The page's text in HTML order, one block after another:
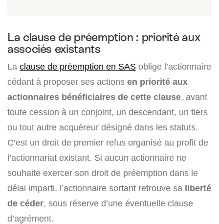
La clause de préemption : priorité aux
associés existants
La clause de préemption en SAS oblige l’actionnaire
cédant à proposer ses actions en priorité aux
actionnaires bénéficiaires de cette clause, avant
toute cession à un conjoint, un descendant, un tiers
ou tout autre acquéreur désigné dans les statuts.
C’est un droit de premier refus organisé au profit de
l’actionnariat existant. Si aucun actionnaire ne
souhaite exercer son droit de préemption dans le
délai imparti, l’actionnaire sortant retrouve sa liberté
de céder, sous réserve d’une éventuelle clause
d’agrément.